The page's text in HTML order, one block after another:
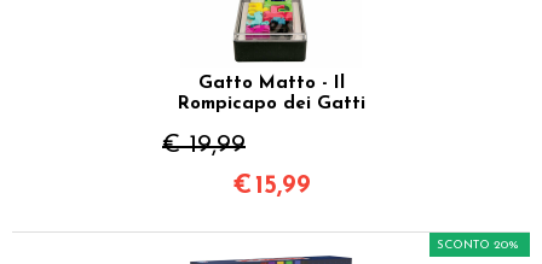
Gatto Matto - Il
Rompicapo dei Gatti
€ 19,99
€ 15,99
SCONTO 20%